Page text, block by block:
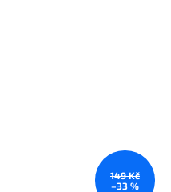
149 Kč
–33 %